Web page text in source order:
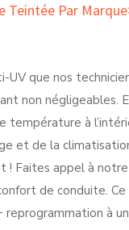
Teintée Par
UV que nos
non
température à
et de la
! Faites appel à
de conduite.
à